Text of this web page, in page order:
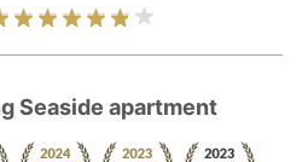
Seaside apartment